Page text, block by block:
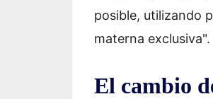
posible, utilizando
materna exclusiva".
El cambio